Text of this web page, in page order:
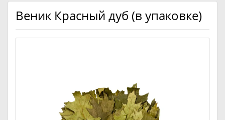
Веник Красный дуб (в упаковке)